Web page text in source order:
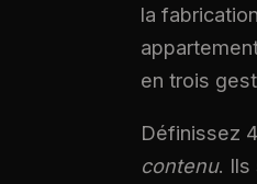
la
en trois
Définissez
contenu. Ils